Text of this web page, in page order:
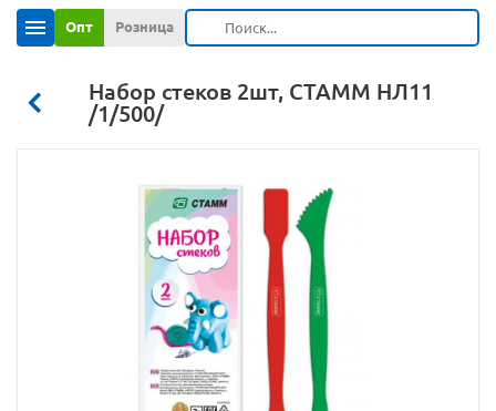
Опт Розница
Набор стеков 2шт, СТАММ НЛ11
/1/500/